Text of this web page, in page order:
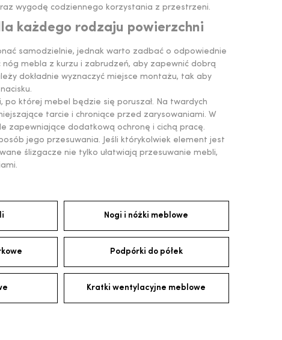
wygodę codziennego korzystania z przestrzeni.
każdego rodzaju powierzchni
samodzielnie, jednak warto zadbać o odpowiednie
mebla z kurzu i zabrudzeń, aby zapewnić dobrą
dokładnie wyznaczyć miejsce montażu, tak aby
której mebel będzie się poruszał. Na twardych
tarcie i chroniące przed zarysowaniami. W
zapewniające dodatkową ochronę i cichą pracę.
jego przesuwania. Jeśli którykolwiek element jest
ślizgacze nie tylko ułatwiają przesuwanie mebli,
Nogi i nóżki meblowe
Podpórki do półek
Kratki wentylacyjne meblowe